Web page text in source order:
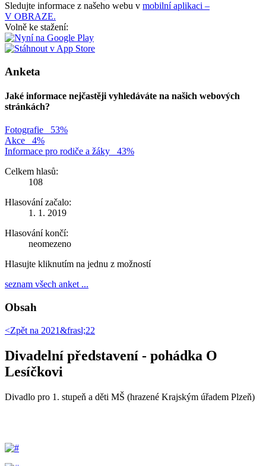
Sledujte informace z našeho webu v mobilní aplikaci –
V OBRAZE.
Volně ke stažení:
Anketa
Jaké informace nejčastěji vyhledáváte na našich webových
stránkách?
Fotografie
53%
Akce
4%
Informace pro rodiče a žáky
43%
Celkem hlasů:
108
Hlasování začalo:
1. 1. 2019
Hlasování končí:
neomezeno
Hlasujte kliknutím na jednu z možností
seznam všech anket ...
Obsah
<Zpět na 2021&frasl;22
Divadelní představení - pohádka O
Lesíčkovi
Divadlo pro 1. stupeň a děti MŠ (hrazené Krajským úřadem Plzeň)